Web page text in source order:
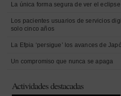
La única forma segura de ver el
Los pacientes usuarios de servicios
solo cinco años
La Efpia ‘persigue’ los avances de
Un compromiso que nunca se apaga
Actividades destacadas